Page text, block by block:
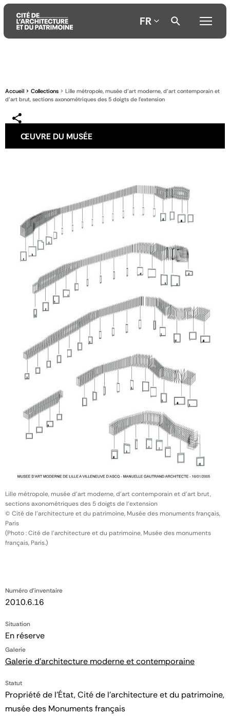
contenu
principal
menu
principal
la
recherche
FR
Accueil Collections
Lille métropole, musée d'art moderne, d'art contemporain et
d'art brut, sections axonométriques des 5 doigts de l'extension
ŒUVRE DU MUSÉE
Numéro d'inventaire
2010.6.16
Situation
En réserve
Galerie
Galerie d'architecture moderne et contemporaine
Statut
Propriété de l’État, Cité de l’architecture et du patrimoine,
musée des Monuments français
Lille métropole, musée d'art moderne, d'art contemporain et d'art brut,
sections axonométriques des 5 doigts de l'extension
© Cité de l'architecture et du patrimoine, Musée des monuments français,
Paris
(Photo : Cité de l'architecture et du patrimoine, Musée des monuments
français, Paris.)